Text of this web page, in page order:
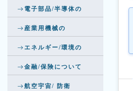
電子部品/半導体の
産業用機械の
エネルギー/環境の
金融/保険について
航空宇宙/ 防衛